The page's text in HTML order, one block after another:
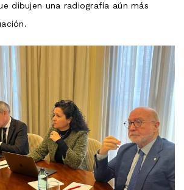
dibujen una radiografía aún más